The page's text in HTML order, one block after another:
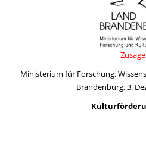
Zusage
Ministerium für Forschung,
Brandenburg, 3.